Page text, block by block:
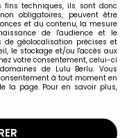
fins techniques, ils sont donc
obligatoires, peuvent être
et du contenu, la mesure
de l'audience et le
de géolocalisation précises et
le stockage et/ou l'accès aux
votre consentement, celui-ci
de Lulu Berlu. Vous
à tout moment en
la page. Pour en savoir plus,